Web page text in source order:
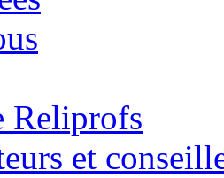
Reliprofs
et